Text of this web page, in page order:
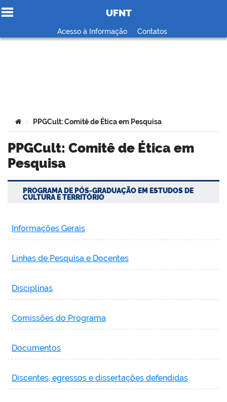
Ir para o conteúdo
UFNT
Acesso à Informação Contatos
Você está aqui:
> PPGCult: Comitê de Ética em Pesquisa
PPGCult: Comitê de Ética em
Pesquisa
PROGRAMA DE PÓS-GRADUAÇÃO EM ESTUDOS DE
CULTURA E TERRITÓRIO
Informações Gerais
Linhas de Pesquisa e Docentes
Disciplinas
Comissões do Programa
Documentos
Discentes, egressos e dissertações defendidas